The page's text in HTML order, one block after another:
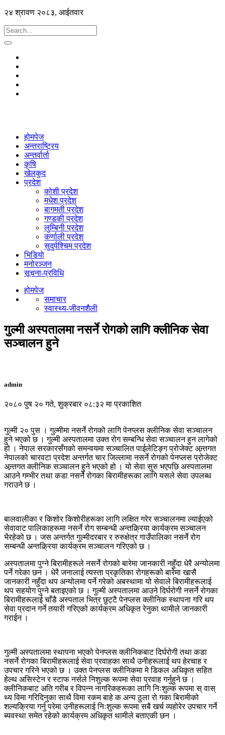
२४ श्रावण २०८३, आईतवार
होमपेज
अन्तराष्ट्रिय
अन्तर्वार्ता
कृषि
खेलकुद
प्रदेश
कोशी प्रदेश
मधेश प्रदेश
बागमती प्रदेश
गण्डकी प्रदेश
लुम्बिनी प्रदेश
कर्णाली प्रदेश
सुदुर्पश्चिम प्रदेश
भिडियाे
मनोरञ्जन
सूचना-प्रविधि
होमपेज
समाचार
स्वास्थ्य-जीवनशैली
गुल्मी अस्पतालमा नसर्ने रोगको लागि क्लीनिक सेवा
सञ्चालन हुने
admin
२०८० पुष २० गते, शुक्रबार ०८:३२ मा प्रकाशित
गुल्मी २० पुस । गुल्मीमा नसर्ने रोगको लागि पेनप्लस क्लीनिक सेवा सञ्चालन
हुने भएको छ । गुल्मी अस्पतालमा उक्त रोग सम्बन्धि सेवा सञ्चालन हुन लागेको
हो । नेपाल सरकारसँगको समन्वयमा सञ्चालित पाईलेटिङ्ग प्रोजेक्ट अन्र्तगत
नेपालको चारवटा प्रदेश अन्तर्गत चार जिल्लामा नसर्ने रोगको पेनप्लस प्रोजेक्ट
अन्र्तगत क्लीनिक सञ्चालन हुने भएको हो । यो सेवा सुरु भएपछि अस्पतालमा
आउने गम्भीर तथा कडा नसर्ने रोगका बिरामीहरूका लागि यसले सेवा उपलब्ध
गराउने छ ।
बालवालीका र किशोर किशोरीहरूका लागि लक्षित गरेर सञ्चालनमा ल्याईएको
सेवावाट पालिकाहरूमा नसर्ने रोग सम्बन्धी अन्तक्र्रिया कार्यक्रम सञ्चालन
भैरहेको छ । जस अन्तर्गत गुल्मीदरबार र रुरुक्षेत्र गाउँपालिका नसर्ने रोग
सम्बन्धी अन्तक्र्रिया कार्यक्रम सञ्चालन गरिएको छ ।
अस्पतालमा पुग्ने बिरामीहरूले नसर्ने रोगको बारेमा जानकारी नहुँदा धेरै अन्योलमा
पर्ने गरेका छन । धेरै जनालाई त्यस्ता प्रकृतिका रोगहरूको बारेमा खासै
जानकारी नहुँदा थप अन्योलमा पर्ने गरेको अबस्थामा यो सेवाले बिरामीहरूलाई
थप सहयोग पुग्ने बताइएको छ । गुल्मी अस्पतालमा आउने दिर्घरोगी नसर्ने रोगका
बिरामीहरूलाई चाँडै अस्पताल भित्र छुट्टै पेनप्लस क्लीनिक स्थापना गरि थप
सेवा प्रदान गर्ने तयारी गरिएको कार्यक्रम अधिकृत रेनुका थामीले जानकारी
गराईन ।
गुल्मी अस्पतालमा स्थापना भएको पेनप्लस क्लीनिकबाट दिर्घरोगी तथा कडा
नसर्ने रोगका बिरामीहरूलाई सेवा प्रवाहका साथै उनीहरूलाई थप हेरचाह र
उपचार गरिने भएको छ । उक्त पेनप्लस क्लीनिकमा मे डिकल अधिकृत सहित
हेल्थ असिस्टेन र स्टाफ नर्सले निशुल्क रूपमा सेवा प्रवाह गर्नुहुने छ ।
क्लीनिकबाट अति गरीब र विपन्न नागरिकहरूका लागि निःशुल्क रूपमा स् वास्
थ्य विमा गरिदिनुका साथै विमा रकम बाहे क अन्य ठुला रो गका बिरामीको
शल्यक्रिया गर्नु परेमा उनीहरूलाई निःशुल्क रूपमा सबै खर्च व्यहोरेर उपचार गर्ने
ब्यवस्था समेत रहेको कार्यक्रम अधिकृत थामीले बताएकी छन ।